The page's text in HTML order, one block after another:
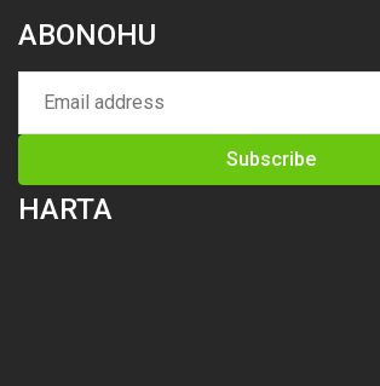
ABONOHU
HARTA